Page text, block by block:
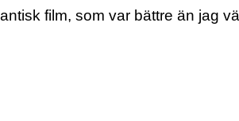
film, som var bättre än jag